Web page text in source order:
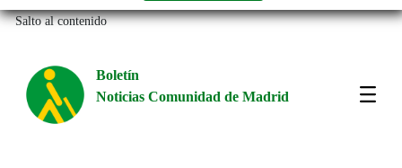
Salto al contenido
Boletín
Noticias Comunidad de Madrid